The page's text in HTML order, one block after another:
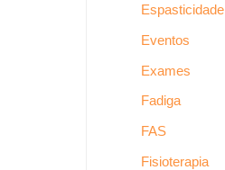
Espasticidade
Eventos
Exames
Fadiga
FAS
Fisioterapia